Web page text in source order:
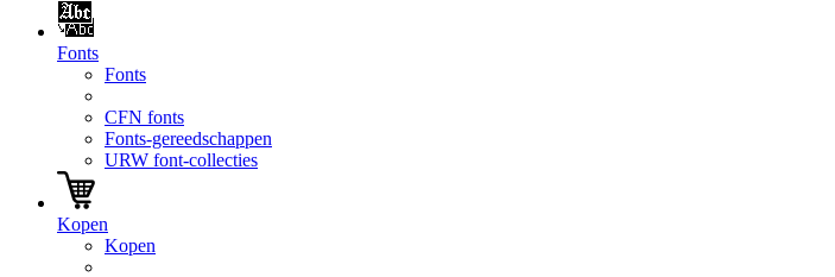
Fonts
Fonts
CFN fonts
Fonts-gereedschappen
URW font-collecties
Kopen
Kopen